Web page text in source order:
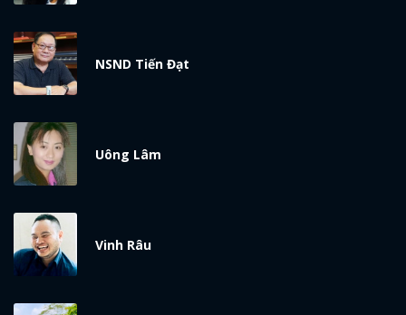
NSND Tiến Đạt
Uông Lâm
Vinh Râu